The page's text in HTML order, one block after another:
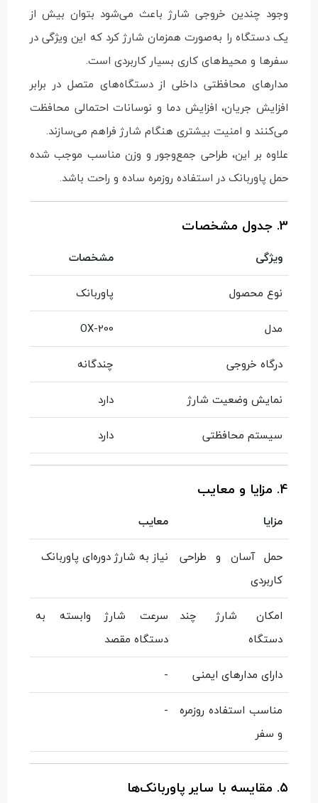
وجود چندین خروجی شارژ باعث می‌شود بتوان بیش از
یک دستگاه را به‌صورت همزمان شارژ کرد که این ویژگی در
سفرها و محیط‌های کاری بسیار کاربردی است.
مدارهای محافظتی داخلی از دستگاه‌های متصل در برابر
افزایش جریان، افزایش دما و نوسانات احتمالی محافظت
می‌کنند و امنیت بیشتری هنگام شارژ فراهم می‌سازند.
علاوه بر این، طراحی جمع‌وجور و وزن مناسب موجب شده
حمل پاوربانک در استفاده روزمره ساده و راحت باشد.
3. جدول مشخصات
ویژگی
مشخصات
نوع محصول
پاوربانک
مدل
OX-200
درگاه خروجی
چندگانه
نمایش وضعیت شارژ
دارد
سیستم محافظتی
دارد
4. مزایا و معایب
مزایا
معایب
حمل آسان و طراحی
کاربردی
نیاز به شارژ دوره‌ای پاوربانک
امکان شارژ چند
دستگاه
سرعت شارژ وابسته به
دستگاه مقصد
دارای مدارهای ایمنی
-
مناسب استفاده روزمره
و سفر
-
5. مقایسه با سایر پاوربانک‌ها